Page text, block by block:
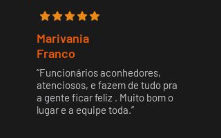
Marivania
Franco
‘‘Funcionários aconhedores,
atenciosos, e fazem de tudo pra
a gente ficar feliz . Muito bom o
lugar e a equipe toda.’’